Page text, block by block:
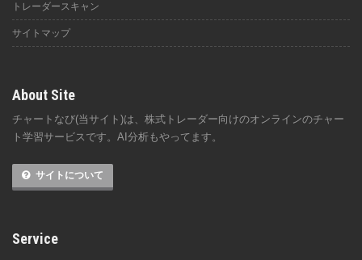
トレーダースキャン
サイトマップ
About Site
チャートなび(当サイト)は、株式トレーダー向けのオンラインのチャー
ト学習サービスです。AI分析もやってます。
サイトについて
Service